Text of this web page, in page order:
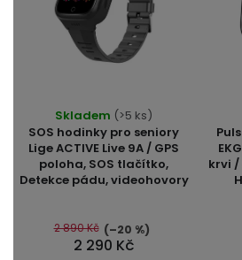
SOS hodinky pro seniory
Lige ACTIVE Live 9A / GPS
poloha, SOS tlačítko,
Detekce pádu, videohovory
hodnocení
produktu
je
5,0
5
hvězdiček.
Skladem (>5 ks)
2 290 Kč
2 890 Kč (–20 %)
krvi /